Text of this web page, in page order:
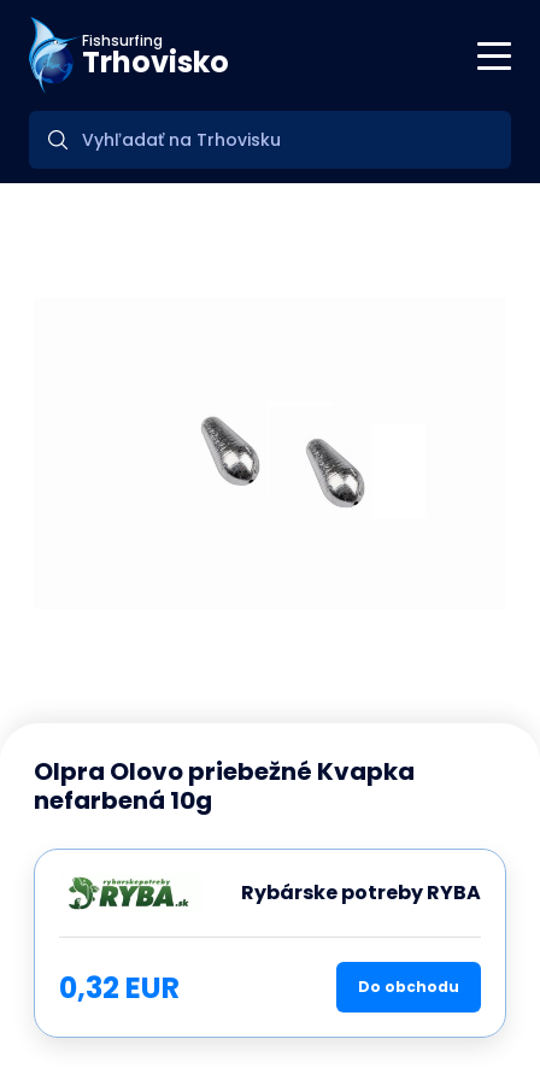
Fishsurfing
Trhovisko
Olpra Olovo priebežné Kvapka
nefarbená 10g
Rybárske potreby RYBA
0,32 EUR Do obchodu